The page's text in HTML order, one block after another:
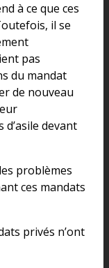
à ce que ces
il se
pas
du mandat
de nouveau
devant
problèmes
ces mandats
privés n’ont